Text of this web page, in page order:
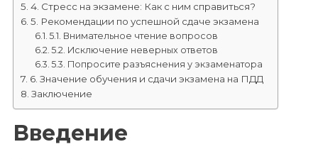
4. Стресс на экзамене: Как с ним справиться?
5. Рекомендации по успешной сдаче экзамена
5.1. Внимательное чтение вопросов
5.2. Исключение неверных ответов
5.3. Попросите разъяснения у экзаменатора
6. Значение обучения и сдачи экзамена на ПДД
Заключение
Введение